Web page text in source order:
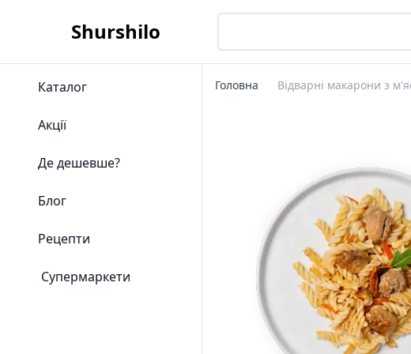
Shurshilo
Каталог
Акції
Де дешевше?
Блог
Рецепти
Супермаркети
Головна Відварні макарони з